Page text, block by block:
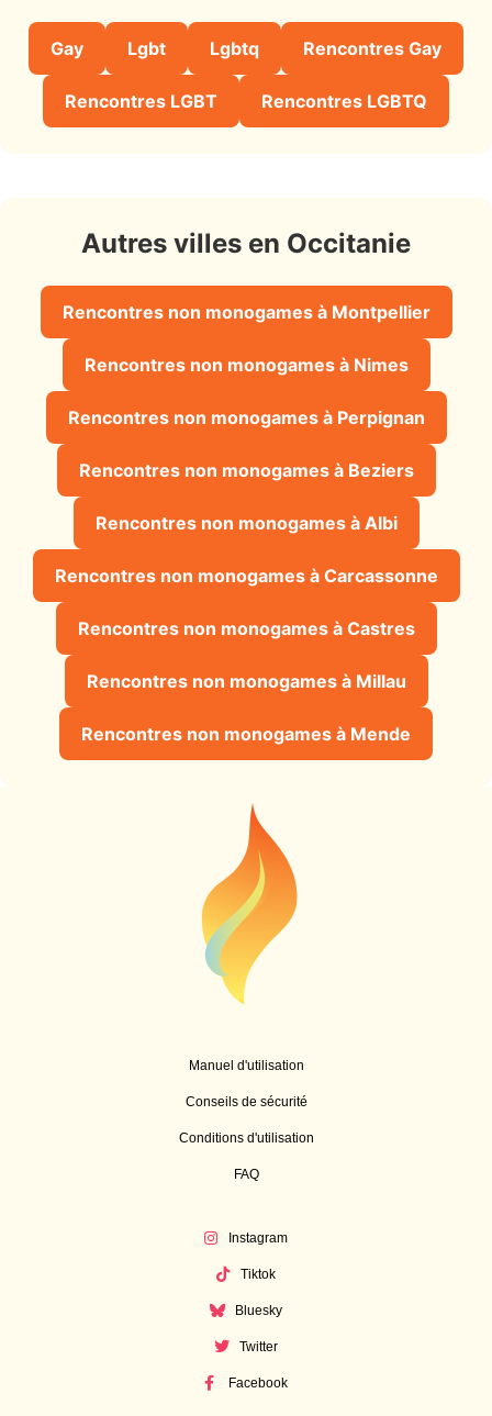
Gay Lgbt Lgbtq Rencontres Gay
Rencontres LGBT Rencontres LGBTQ
Autres villes en Occitanie
Rencontres non monogames à Montpellier
Rencontres non monogames à Nimes
Rencontres non monogames à Perpignan
Rencontres non monogames à Beziers
Rencontres non monogames à Albi
Rencontres non monogames à Carcassonne
Rencontres non monogames à Castres
Rencontres non monogames à Millau
Rencontres non monogames à Mende
Manuel d'utilisation
Conseils de sécurité
Conditions d'utilisation
FAQ
Instagram
Tiktok
Bluesky
Twitter
Facebook